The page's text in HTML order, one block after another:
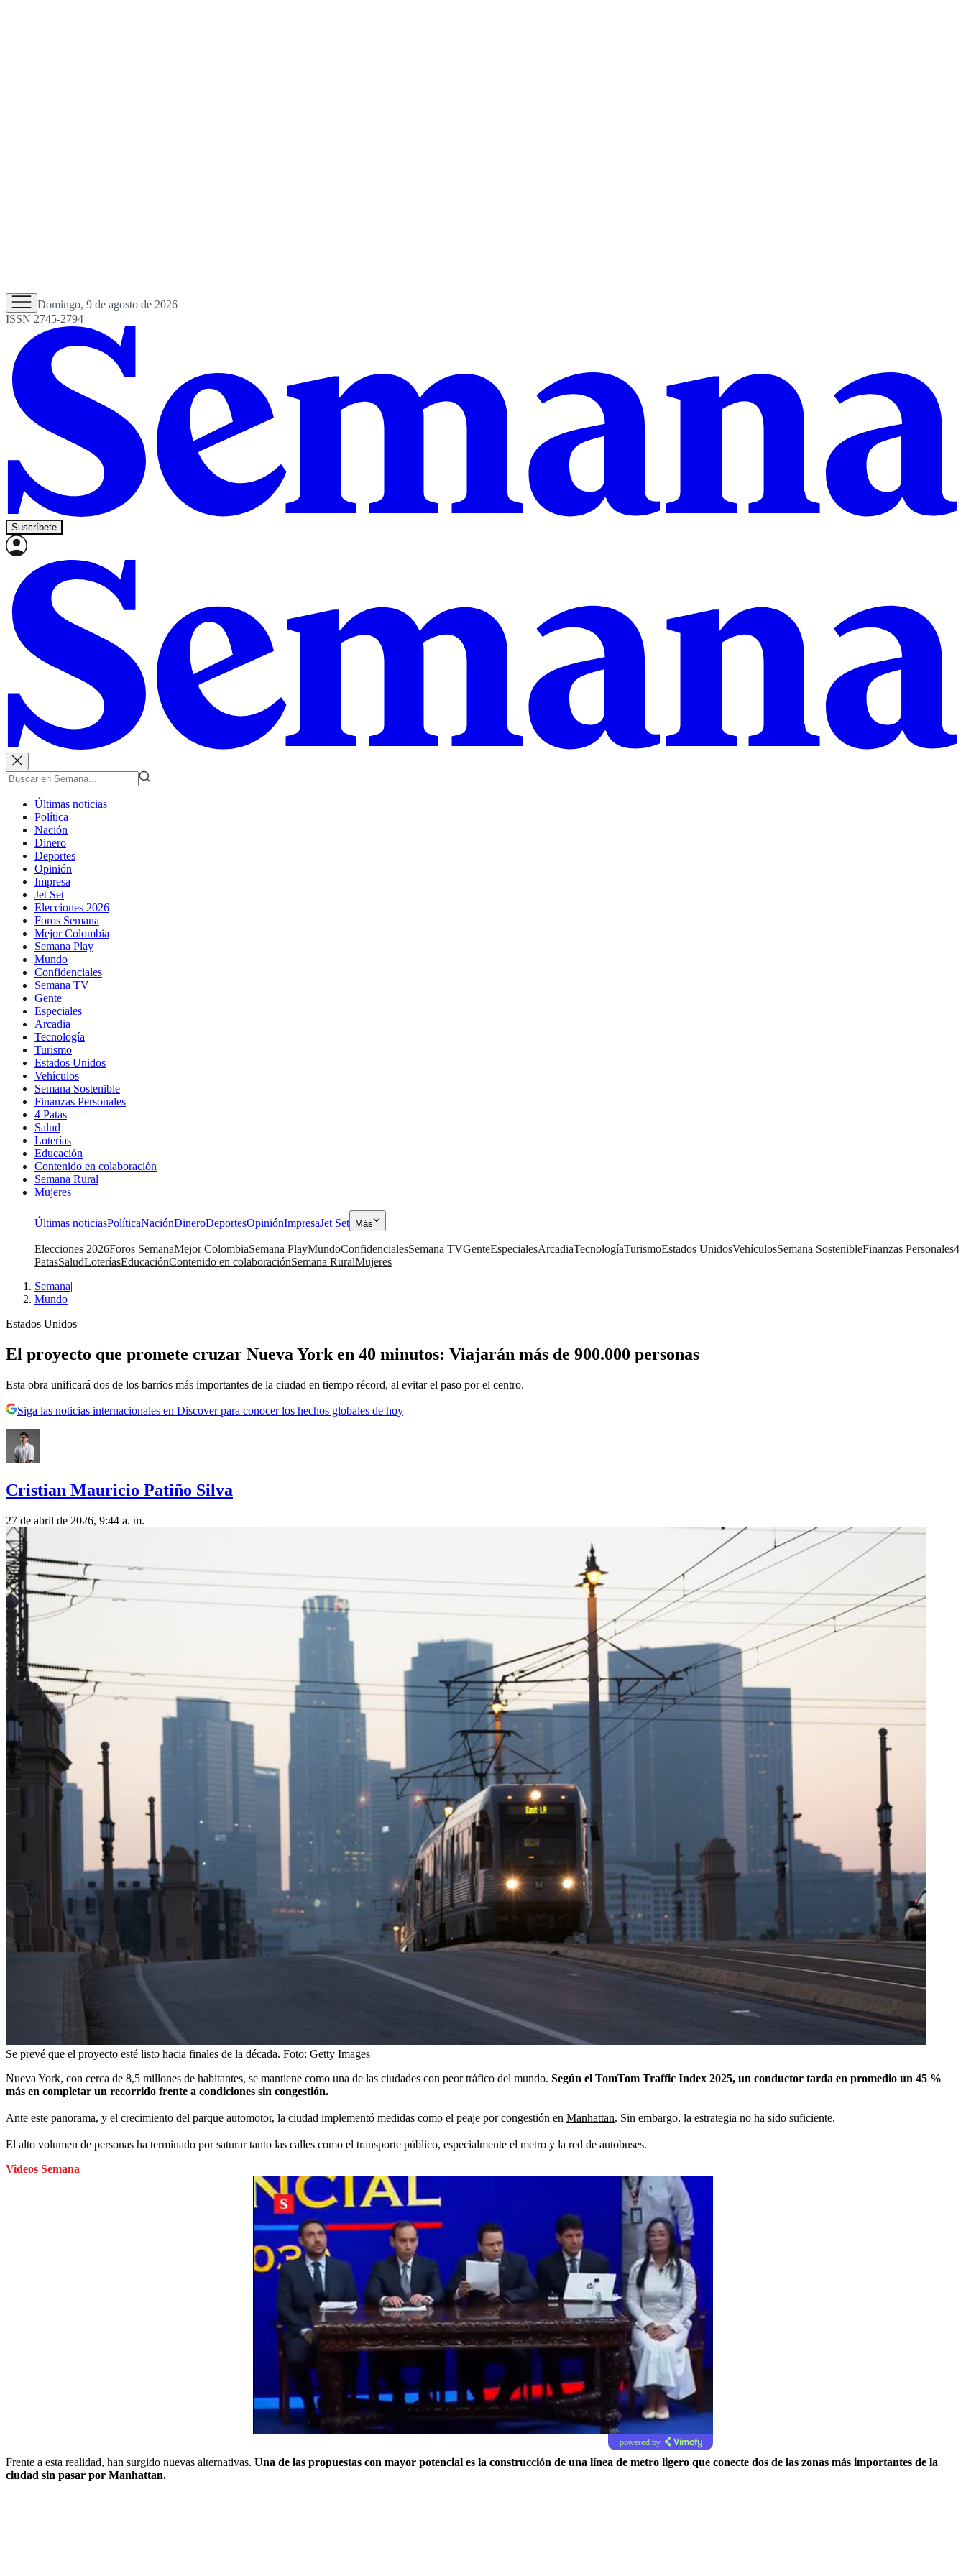
Domingo, 9 de agosto de 2026
ISSN 2745-2794
Suscríbete
Últimas noticias
Política
Nación
Dinero
Deportes
Opinión
Impresa
Jet Set
Elecciones 2026
Foros Semana
Mejor Colombia
Semana Play
Mundo
Confidenciales
Semana TV
Gente
Especiales
Arcadia
Tecnología
Turismo
Estados Unidos
Vehículos
Semana Sostenible
Finanzas Personales
4 Patas
Salud
Loterías
Educación
Contenido en colaboración
Semana Rural
Mujeres
Últimas noticiasPolíticaNaciónDineroDeportesOpiniónImpresaJet Set Más
Elecciones 2026Foros SemanaMejor ColombiaSemana PlayMundoConfidencialesSemana TVGenteEspecialesArcadiaTecnologíaTurismoEstados UnidosVehículosSemana SostenibleFinanzas Personales4
PatasSaludLoteríasEducaciónContenido en colaboraciónSemana RuralMujeres
Semana|
Mundo
Estados Unidos
El proyecto que promete cruzar Nueva York en 40 minutos: Viajarán más de 900.000 personas
Esta obra unificará dos de los barrios más importantes de la ciudad en tiempo récord, al evitar el paso por el centro.
Siga las noticias internacionales en Discover para conocer los hechos globales de hoy
Cristian Mauricio Patiño Silva
27 de abril de 2026, 9:44 a. m.
Se prevé que el proyecto esté listo hacia finales de la década. Foto: Getty Images
Nueva York, con cerca de 8,5 millones de habitantes, se mantiene como una de las ciudades con peor tráfico del mundo. Según el TomTom Traffic Index 2025, un conductor tarda en promedio un 45 %
más en completar un recorrido frente a condiciones sin congestión.
Ante este panorama, y el crecimiento del parque automotor, la ciudad implementó medidas como el peaje por congestión en Manhattan. Sin embargo, la estrategia no ha sido suficiente.
El alto volumen de personas ha terminado por saturar tanto las calles como el transporte público, especialmente el metro y la red de autobuses.
Videos Semana
powered by
Frente a esta realidad, han surgido nuevas alternativas. Una de las propuestas con mayor potencial es la construcción de una línea de metro ligero que conecte dos de las zonas más importantes de la
ciudad sin pasar por Manhattan.